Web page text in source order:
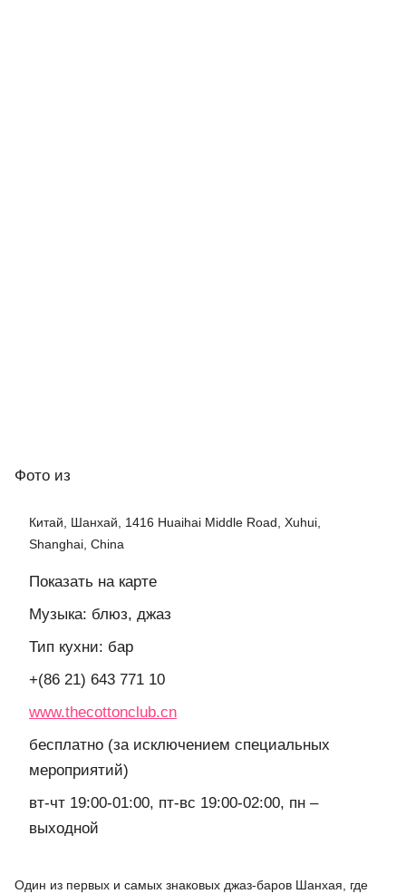
Фото из
Китай, Шанхай, 1416 Huaihai Middle Road, Xuhui,
Shanghai, China
Показать на карте
Музыка: блюз, джаз
Тип кухни: бар
+(86 21) 643 771 10
www.thecottonclub.cn
бесплатно (за исключением специальных
мероприятий)
вт-чт 19:00-01:00, пт-вс 19:00-02:00, пн –
выходной
Один из первых и самых знаковых джаз-баров Шанхая, где